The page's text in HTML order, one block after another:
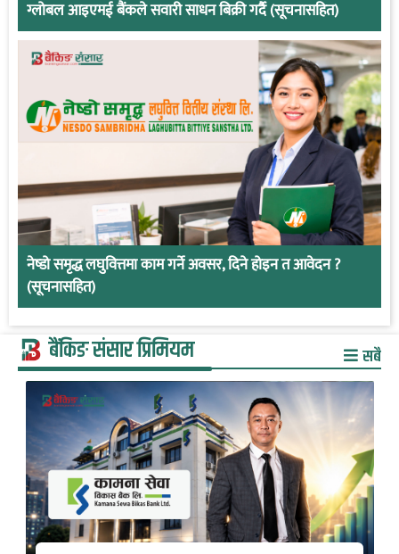
ग्लोबल आइएमई बैंकले सवारी साधन बिक्री गर्दै (सूचनासहित)
नेष्डो समृद्ध लघुवित्तमा काम गर्ने अवसर, दिने होइन त आवेदन ?
(सूचनासहित)
बैंकिङ संसार प्रिमियम सबै